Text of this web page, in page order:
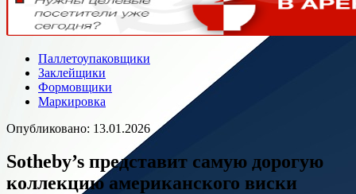
Паллетоупаковщики
Заклейщики
Формовщики
Маркировка
Опубликовано: 13.01.2026
Sotheby’s представит самую дорогую
коллекцию американского виски